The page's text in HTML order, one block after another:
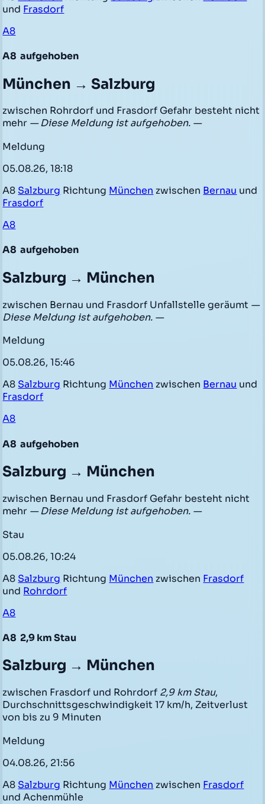
und Frasdorf
A8
A8 aufgehoben
München → Salzburg
zwischen Rohrdorf und Frasdorf Gefahr besteht nicht
mehr — Diese Meldung ist aufgehoben. —
Meldung
05.08.26, 18:18
A8 Salzburg Richtung München zwischen Bernau und
Frasdorf
A8
A8 aufgehoben
Salzburg → München
zwischen Bernau und Frasdorf Unfallstelle geräumt —
Diese Meldung ist aufgehoben. —
Meldung
05.08.26, 15:46
A8 Salzburg Richtung München zwischen Bernau und
Frasdorf
A8
A8 aufgehoben
Salzburg → München
zwischen Bernau und Frasdorf Gefahr besteht nicht
mehr — Diese Meldung ist aufgehoben. —
Stau
05.08.26, 10:24
A8 Salzburg Richtung München zwischen Frasdorf
und Rohrdorf
A8
A8 2,9 km Stau
Salzburg → München
zwischen Frasdorf und Rohrdorf 2,9 km Stau,
Durchschnittsgeschwindigkeit 17 km/h, Zeitverlust
von bis zu 9 Minuten
Meldung
04.08.26, 21:56
A8 Salzburg Richtung München zwischen Frasdorf
und Achenmühle